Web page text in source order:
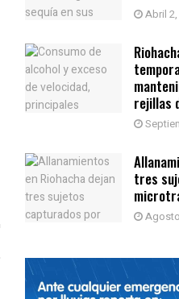
Abril
rejillas
tres